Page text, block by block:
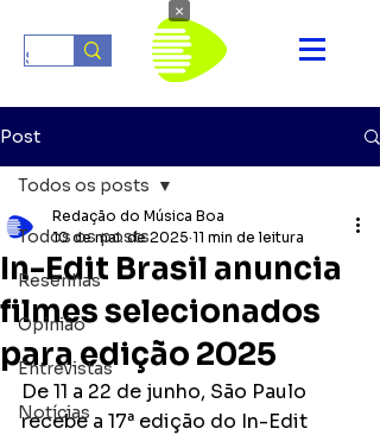
Post
Todos os posts
Resenhas
Opinião
Entrevistas
Notícias
Todos os posts
In-Edit Brasil anuncia
filmes selecionados
para edição 2025
Redação do Música Boa
10 de mai. de 2025 11 min de leitura
De 11 a 22 de junho, São Paulo
recebe a 17ª edição do In-Edit
×